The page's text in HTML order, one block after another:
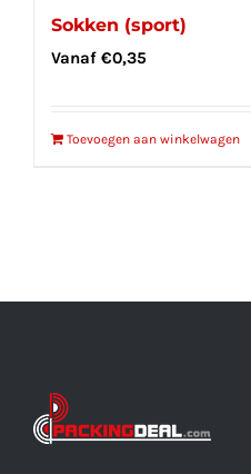
Sokken (sport)
Vanaf €0,35
Toevoegen aan winkelwagen